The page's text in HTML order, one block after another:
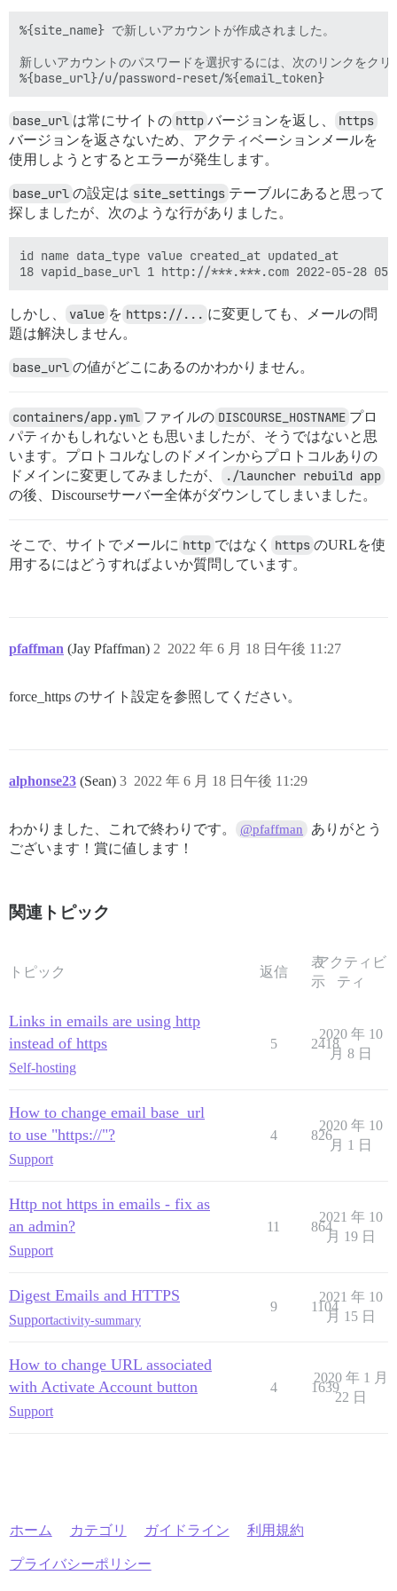
%{site_name} で新しいアカウントが作成されました。
新しいアカウントのパスワードを選択するには、次のリンクをクリ
base_url は常にサイトの http バージョンを返し、 https
バージョンを返さないため、アクティベーションメールを
使用しようとするとエラーが発生します。
base_url の設定は site_settings テーブルにあると思って
探しましたが、次のような行がありました。
id name data_type value created_at updated_at
しかし、 value を https://... に変更しても、メールの問
題は解決しません。
base_url の値がどこにあるのかわかりません。
containers/app.yml ファイルの DISCOURSE_HOSTNAME プロ
パティかもしれないとも思いましたが、そうではないと思
います。プロトコルなしのドメインからプロトコルありの
ドメインに変更してみましたが、
./launcher rebuild app
の後、Discourseサーバー全体がダウンしてしまいました。
そこで、サイトでメールに http ではなく https のURLを使
用するにはどうすればよいか質問しています。
pfaffman (Jay Pfaffman) 2022 年 6 月 18 日午後 11:27
2
force_https のサイト設定を参照してください。
alphonse23 (Sean) 2022 年 6 月 18 日午後 11:29
3
わかりました、これで終わりです。 @pfaffman
ありがとう
ございます！賞に値します！
関連トピック
トピック 返信
表
示
アクティビ
ティ
Links in emails are using http
instead of https
Self-hosting
5 2418
2020 年 10
月 8 日
How to change email base_url
to use "https://"?
Support
4 826
2020 年 10
月 1 日
Http not https in emails - fix as
an admin?
Support
11 864
2021 年 10
月 19 日
Digest Emails and HTTPS
Supportactivity-summary
9 1104
2021 年 10
月 15 日
How to change URL associated
with Activate Account button
Support
4 1639
2020 年 1 月
22 日
ホーム カテゴリ ガイドライン 利用規約
プライバシーポリシー